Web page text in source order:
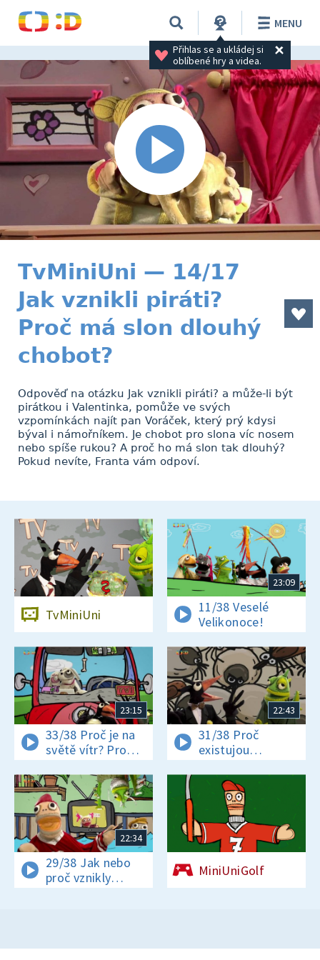
Přihlas se a ukládej si
oblíbené hry a videa.
MENU
TvMiniUni — 14/17
Jak vznikli piráti?
Proč má slon dlouhý
chobot?
Odpověď na otázku Jak vznikli piráti? a může-li být
pirátkou i Valentinka, pomůže ve svých
vzpomínkách najít pan Voráček, který prý kdysi
býval i námořníkem. Je chobot pro slona víc nosem
nebo spíše rukou? A proč ho má slon tak dlouhý?
Pokud nevíte, Franta vám odpoví.
TvMiniUni
23:09
11/38 Veselé
Velikonoce!
23:15
33/38 Proč je na
světě vítr? Proč
jsou někteří hadi
jedovatí?
22:43
31/38 Proč
existujou
klíšťata? Jak se
vyrábí čokoláda?
22:34
29/38 Jak nebo
proč vznikly
pohádky? A proč
Proč má bagr
MiniUniGolf